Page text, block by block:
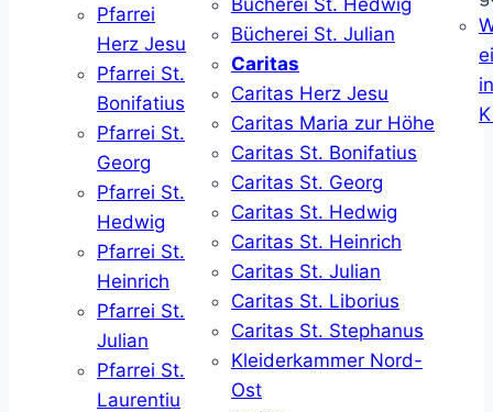
Pfarrei
Herz Jesu
Pfarrei St.
Bonifatius
Pfarrei St.
Georg
Pfarrei St.
Hedwig
Pfarrei St.
Heinrich
Pfarrei St.
Julian
Pfarrei St.
Laurentiu
Bücherei St. Hedwig
Bücherei St. Julian
Caritas
Caritas Herz Jesu
Caritas Maria zur Höhe
Caritas St. Bonifatius
Caritas St. Georg
Caritas St. Hedwig
Caritas St. Heinrich
Caritas St. Julian
Caritas St. Liborius
Caritas St. Stephanus
Kleiderkammer Nord-
Ost